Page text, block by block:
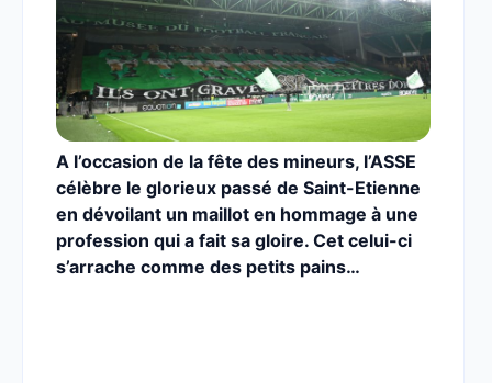
A l’occasion de la fête des mineurs, l’ASSE
célèbre le glorieux passé de Saint-Etienne
en dévoilant un maillot en hommage à une
profession qui a fait sa gloire. Cet celui-ci
s’arrache comme des petits pains…